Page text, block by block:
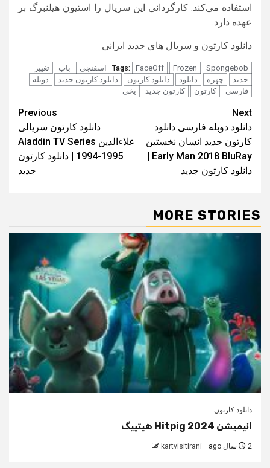
استفاده می‌کند. کارگردانی این سریال را استیون هیلنبرگ بر
عهده دارد.
دانلود کارتون و سریال های جدید ایرانی
Tags: FaceOff Frozen Spongebob اسفنجی باب
تغییر
جدید
چهره دانلود دانلود کارتون دانلود کارتون جدید
دوبله
فارسی
کارتون کارتون جدید یخی
Post
navigation
Previous
دانلود کارتون سریالی
علاءالدین Aladdin TV Series
1994-1995 | دانلود کارتون
جدید
Next
دانلود دوبله فارسی دانلود
کارتون جدید انسان نخستین
Early Man 2018 BluRay |
دانلود کارتون جدید
MORE STORIES
دانلود کارتون
انیمیشن Hitpig 2024 هیتپیگ
2 سال ago kartvisitirani